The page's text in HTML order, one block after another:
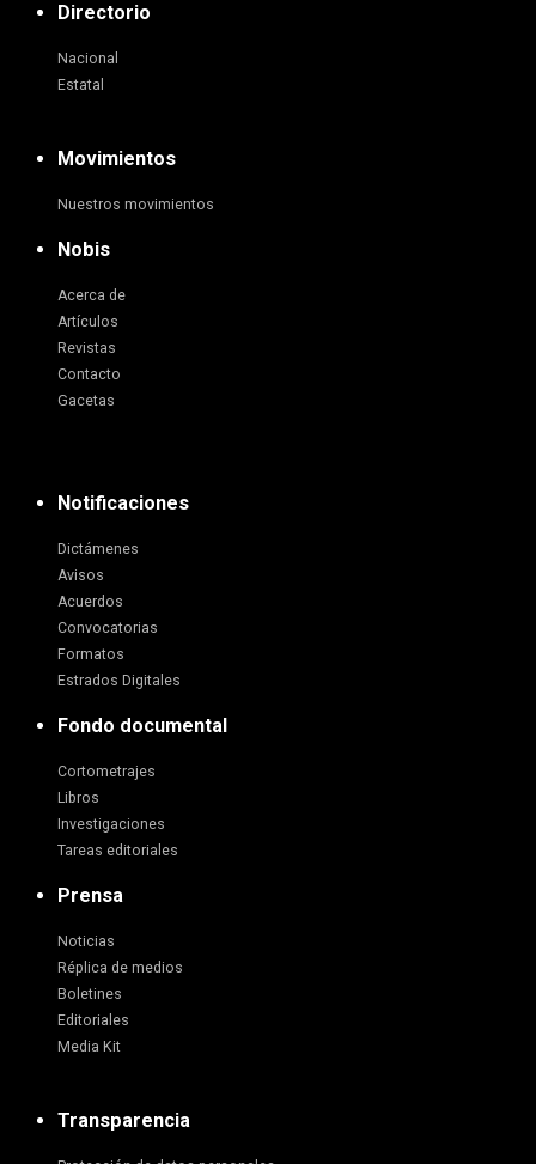
Directorio
Nacional
Estatal
Movimientos
Nuestros movimientos
Nobis
Acerca de
Artículos
Revistas
Contacto
Gacetas
Notificaciones
Dictámenes
Avisos
Acuerdos
Convocatorias
Formatos
Estrados Digitales
Fondo documental
Cortometrajes
Libros
Investigaciones
Tareas editoriales
Prensa
Noticias
Réplica de medios
Boletines
Editoriales
Media Kit
Transparencia